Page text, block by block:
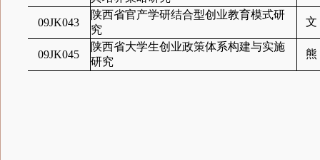
09JK043
陕西省官产学研结合型创业教育模式研
究
文
09JK045
陕西省大学生创业政策体系构建与实施
研究
熊